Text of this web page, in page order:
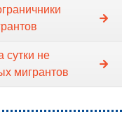
сутки не
мигрантов